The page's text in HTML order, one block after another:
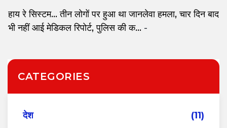
हाय रे सिस्टम... तीन लोगों पर हुआ था जानलेवा हमला, चार दिन बाद
भी नहीं आई मेडिकल रिपोर्ट, पुलिस की क... -
CATEGORIES
देश
(11)